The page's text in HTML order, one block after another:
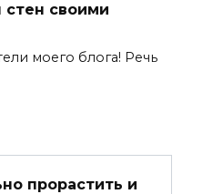
стен своими
моего блога! Речь
прорастить и